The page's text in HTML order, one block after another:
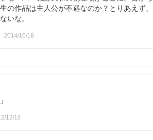
の作品は主人公が不遇なのか？とりあえず
いな。
2014/10/18
12/16